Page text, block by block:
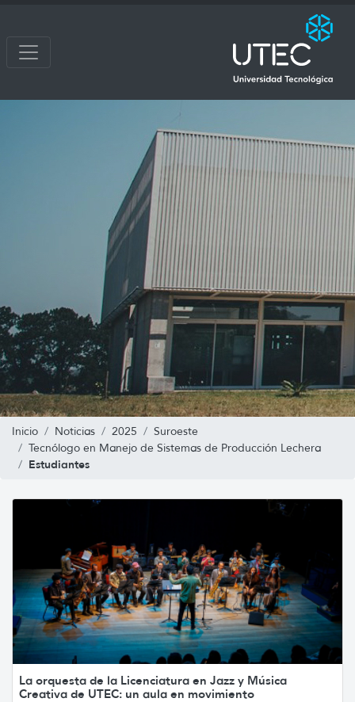
Inicio Noticias 2025
Suroeste
Tecnólogo en Manejo de Sistemas de Producción Lechera
Estudiantes
La orquesta de la Licenciatura en Jazz y Música
Creativa de UTEC: un aula en movimiento